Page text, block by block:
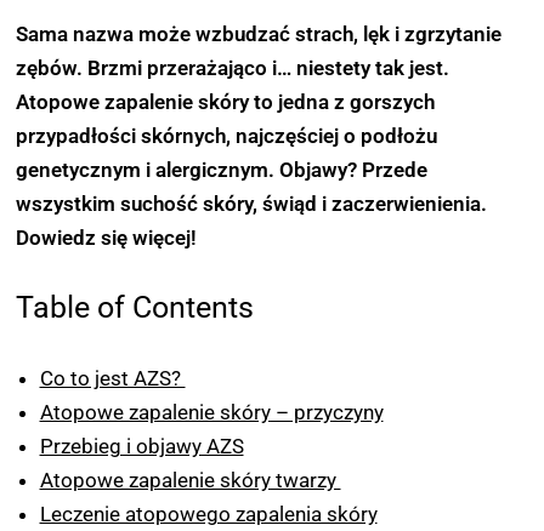
Sama nazwa może wzbudzać strach, lęk i zgrzytanie
zębów. Brzmi przerażająco i… niestety tak jest.
Atopowe zapalenie skóry to jedna z gorszych
przypadłości skórnych, najczęściej o podłożu
genetycznym i alergicznym. Objawy? Przede
wszystkim suchość skóry, świąd i zaczerwienienia.
Dowiedz się więcej!
Table of Contents
Co to jest AZS?
Atopowe zapalenie skóry – przyczyny
Przebieg i objawy AZS
Atopowe zapalenie skóry twarzy
Leczenie atopowego zapalenia skóry